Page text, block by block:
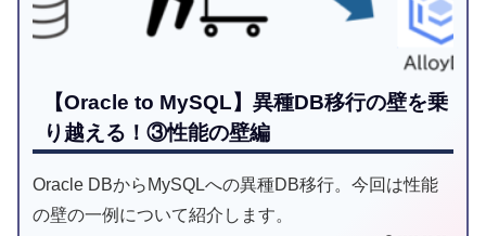
【Oracle to MySQL】異種DB移行の壁を乗
り越える！③性能の壁編
Oracle DBからMySQLへの異種DB移行。今回は性能
の壁の一例について紹介します。